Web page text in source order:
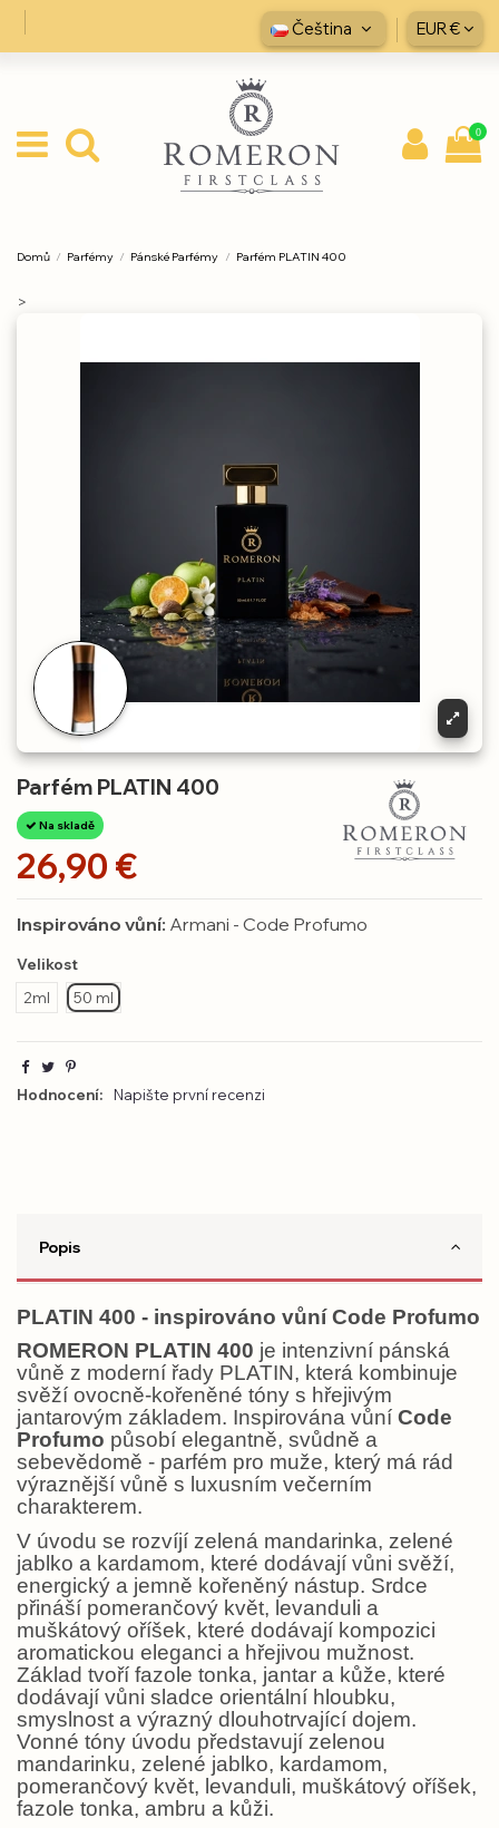
Čeština EUR €
0
Domů Parfémy Pánské Parfémy Parfém PLATIN 400
>
Parfém PLATIN 400
Na skladě
26,90 €
Inspirováno vůní: Armani - Code Profumo
Velikost
2ml
50 ml
Hodnocení: Napište první recenzi
Popis
PLATIN 400 - inspirováno vůní Code Profumo
ROMERON PLATIN 400 je intenzivní pánská
vůně z moderní řady PLATIN, která kombinuje
svěží ovocně-kořeněné tóny s hřejivým
jantarovým základem. Inspirována vůní Code
Profumo působí elegantně, svůdně a
sebevědomě - parfém pro muže, který má rád
výraznější vůně s luxusním večerním
charakterem.
V úvodu se rozvíjí zelená mandarinka, zelené
jablko a kardamom, které dodávají vůni svěží,
energický a jemně kořeněný nástup. Srdce
přináší pomerančový květ, levanduli a
muškátový oříšek, které dodávají kompozici
aromatickou eleganci a hřejivou mužnost.
Základ tvoří fazole tonka, jantar a kůže, které
dodávají vůni sladce orientální hloubku,
smyslnost a výrazný dlouhotrvající dojem.
Vonné tóny úvodu představují zelenou
mandarinku, zelené jablko, kardamom,
pomerančový květ, levanduli, muškátový oříšek,
fazole tonka, ambru a kůži.